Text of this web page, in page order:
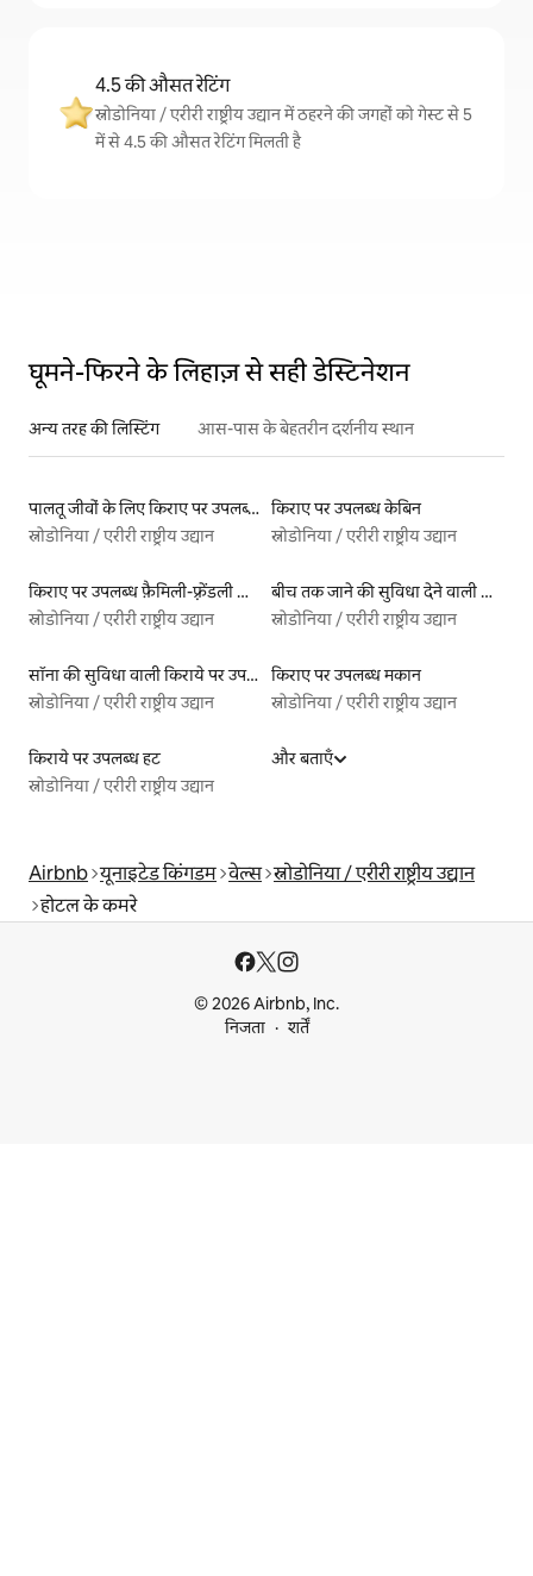
4.5 की औसत रेटिंग
स्नोडोनिया / एरीरी राष्ट्रीय उद्यान में ठहरने की जगहों को गेस्ट से 5
में से 4.5 की औसत रेटिंग मिलती है
घूमने-फिरने के लिहाज़ से सही डेस्टिनेशन
अन्य तरह की लिस्टिंग आस-पास के बेहतरीन दर्शनीय स्थान
पालतू जीवों के लिए किराए पर उपलब्ध लिस्टिंग
स्नोडोनिया / एरीरी राष्ट्रीय उद्यान
किराए पर उपलब्ध केबिन
स्नोडोनिया / एरीरी राष्ट्रीय उद्यान
किराए पर उपलब्ध फ़ैमिली-फ़्रेंडली लिस्टिंग
स्नोडोनिया / एरीरी राष्ट्रीय उद्यान
बीच तक जाने की सुविधा देने वाली किराये पर उपलब्ध लिस्टिंग
स्नोडोनिया / एरीरी राष्ट्रीय उद्यान
सॉना की सुविधा वाली किराये पर उपलब्ध लिस्टिंग
स्नोडोनिया / एरीरी राष्ट्रीय उद्यान
किराए पर उपलब्ध मकान
स्नोडोनिया / एरीरी राष्ट्रीय उद्यान
किराये पर उपलब्ध हट
स्नोडोनिया / एरीरी राष्ट्रीय उद्यान
और बताएँ
Airbnb यूनाइटेड किंगडम वेल्स स्नोडोनिया / एरीरी राष्ट्रीय उद्यान
होटल के कमरे
© 2026 Airbnb, Inc.
निजता
शर्तें